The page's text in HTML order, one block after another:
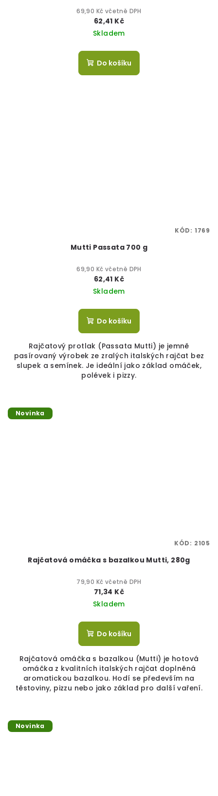
69,90 Kč včetně DPH
62,41 Kč
Skladem
Do košíku
Mutti Passata 700 g
69,90 Kč včetně DPH
62,41 Kč
Skladem
Do košíku
Rajčatový protlak (Passata Mutti) je jemně
pasírovaný výrobek ze zralých italských rajčat bez
slupek a semínek. Je ideální jako základ omáček,
polévek i pizzy.
KÓD: 1769
Novinka
Rajčatová omáčka s bazalkou Mutti, 280g
79,90 Kč včetně DPH
71,34 Kč
Skladem
Do košíku
Rajčatová omáčka s bazalkou (Mutti) je hotová
omáčka z kvalitních italských rajčat doplněná
aromatickou bazalkou. Hodí se především na
těstoviny, pizzu nebo jako základ pro další vaření.
KÓD: 2105
Novinka